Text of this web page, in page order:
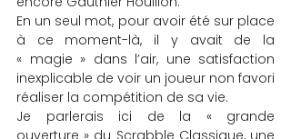
En un seul mot, pour avoir été sur place
à ce moment-là, il y avait de la
« magie » dans l’air, une satisfaction
inexplicable de voir un joueur non favori
réaliser la compétition de sa vie.
Je parlerais ici de la « grande